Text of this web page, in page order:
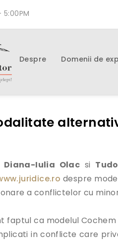
5:00PM
Despre Domenii de
Diana-Iulia Olac si
despre
a conflictelor cu
faptul ca modelul
in conflicte care